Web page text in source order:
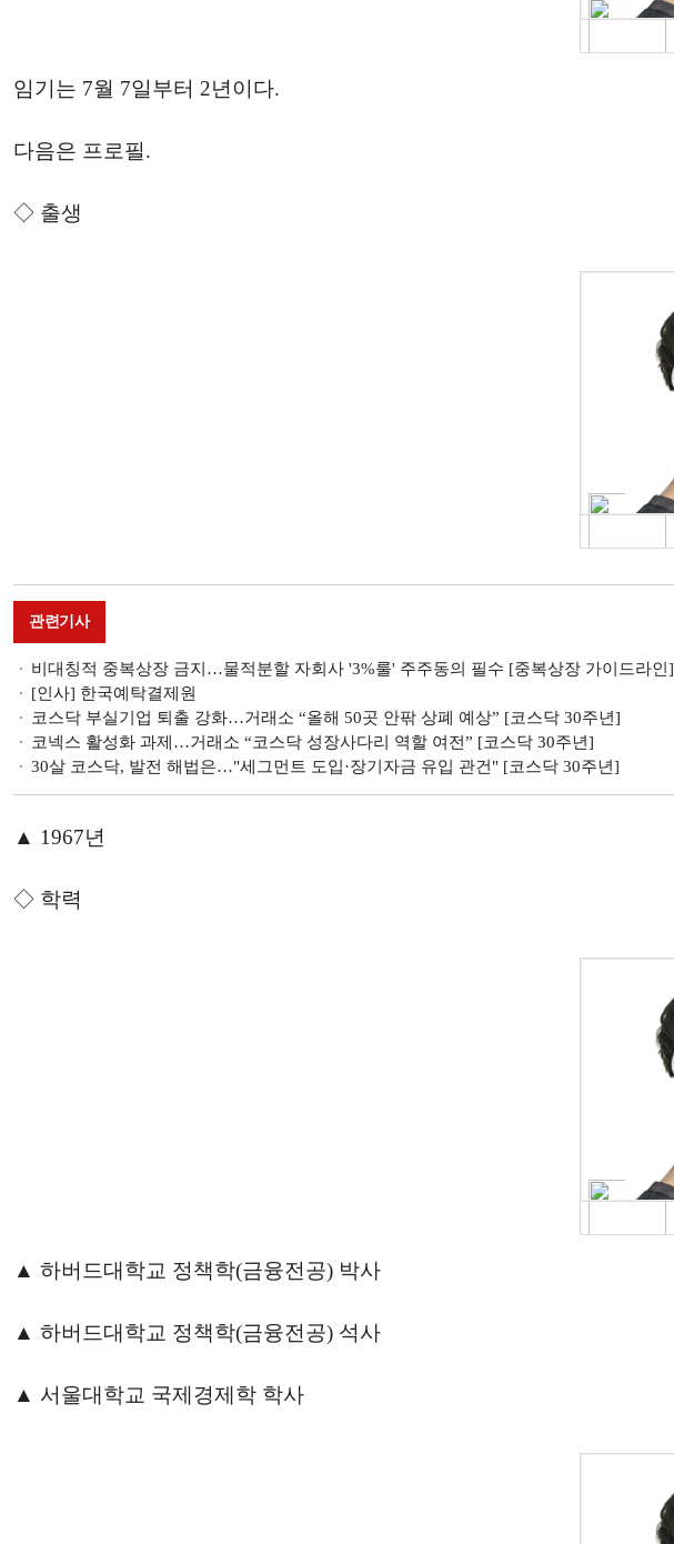
임기는 7월 7일부터 2년이다.
다음은 프로필.
◇ 출생
관련기사
비대칭적 중복상장 금지…물적분할 자회사 '3%룰' 주주동의 필수 [중복상장 가이드라인]
[인사] 한국예탁결제원
코스닥 부실기업 퇴출 강화…거래소 “올해 50곳 안팎 상폐 예상” [코스닥 30주년]
코넥스 활성화 과제…거래소 “코스닥 성장사다리 역할 여전” [코스닥 30주년]
30살 코스닥, 발전 해법은…"세그먼트 도입·장기자금 유입 관건" [코스닥 30주년]
▲ 1967년
◇ 학력
▲ 하버드대학교 정책학(금융전공) 박사
▲ 하버드대학교 정책학(금융전공) 석사
▲ 서울대학교 국제경제학 학사